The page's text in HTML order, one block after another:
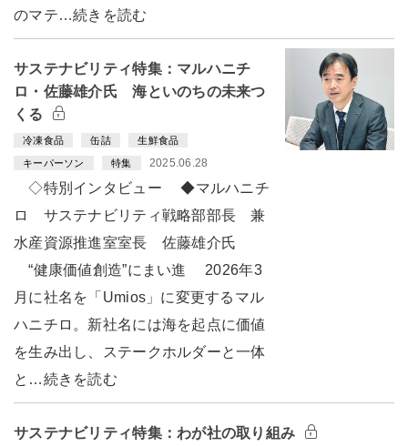
のマテ…続きを読む
サステナビリティ特集：マルハニチ
ロ・佐藤雄介氏 海といのちの未来つ
くる
冷凍食品 缶詰 生鮮食品
キーパーソン 特集 2025.06.28
◇特別インタビュー ◆マルハニチ
ロ サステナビリティ戦略部部長 兼
水産資源推進室室長 佐藤雄介氏
“健康価値創造”にまい進 2026年3
月に社名を「Umios」に変更するマル
ハニチロ。新社名には海を起点に価値
を生み出し、ステークホルダーと一体
と…続きを読む
サステナビリティ特集：わが社の取り組み